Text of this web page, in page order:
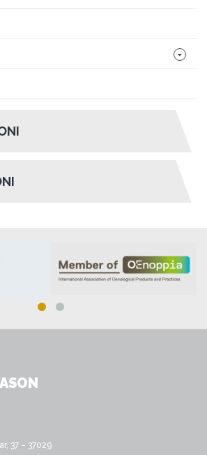
37 – 37029